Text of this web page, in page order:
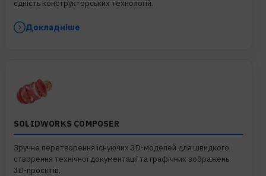
єдність конструкторських технологій.
Докладніше
SOLIDWORKS COMPOSER
Зручне перетворення існуючих 3D-моделей для швидкого
створення технічної документації та графічних зображень
3D-проєктів.